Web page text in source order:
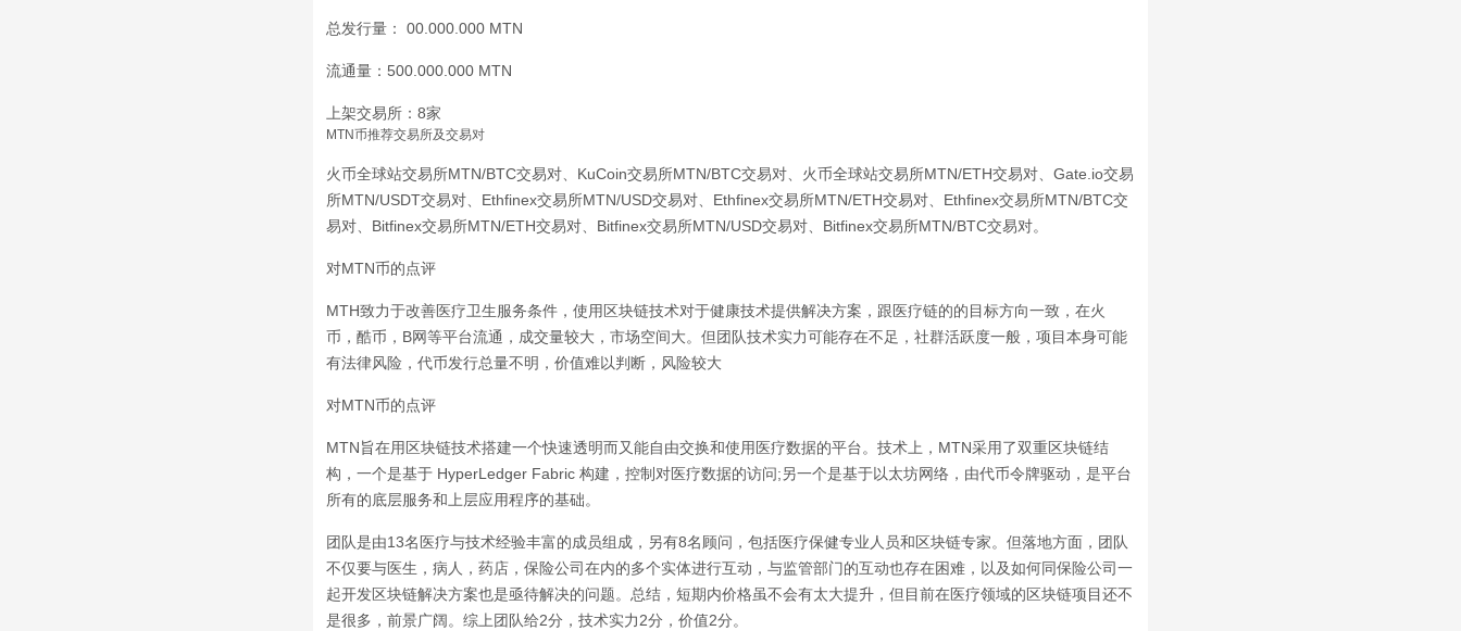
总发行量： 00.000.000 MTN
流通量：500.000.000 MTN
上架交易所：8家
MTN币推荐交易所及交易对
火币全球站交易所MTN/BTC交易对、KuCoin交易所MTN/BTC交易对、火币全球站交易所MTN/ETH交易对、Gate.io交易
所MTN/USDT交易对、Ethfinex交易所MTN/USD交易对、Ethfinex交易所MTN/ETH交易对、Ethfinex交易所MTN/BTC交
易对、Bitfinex交易所MTN/ETH交易对、Bitfinex交易所MTN/USD交易对、Bitfinex交易所MTN/BTC交易对。
对MTN币的点评
MTH致力于改善医疗卫生服务条件，使用区块链技术对于健康技术提供解决方案，跟医疗链的的目标方向一致，在火
币，酷币，B网等平台流通，成交量较大，市场空间大。但团队技术实力可能存在不足，社群活跃度一般，项目本身可能
有法律风险，代币发行总量不明，价值难以判断，风险较大
对MTN币的点评
MTN旨在用区块链技术搭建一个快速透明而又能自由交换和使用医疗数据的平台。技术上，MTN采用了双重区块链结
构，一个是基于 HyperLedger Fabric 构建，控制对医疗数据的访问;另一个是基于以太坊网络，由代币令牌驱动，是平台
所有的底层服务和上层应用程序的基础。
团队是由13名医疗与技术经验丰富的成员组成，另有8名顾问，包括医疗保健专业人员和区块链专家。但落地方面，团队
不仅要与医生，病人，药店，保险公司在内的多个实体进行互动，与监管部门的互动也存在困难，以及如何同保险公司一
起开发区块链解决方案也是亟待解决的问题。总结，短期内价格虽不会有太大提升，但目前在医疗领域的区块链项目还不
是很多，前景广阔。综上团队给2分，技术实力2分，价值2分。